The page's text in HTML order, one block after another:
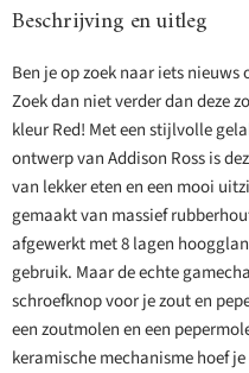
Beschrijving en uitleg
Ben je op zoek naar iets
Zoek dan niet verder dan deze
kleur Red! Met een stijlvolle
ontwerp van Addison Ross is
van lekker eten en een mooi
gemaakt van massief
afgewerkt met 8 lagen
gebruik. Maar de echte
schroefknop voor je zout en
een zoutmolen en een
keramische mechanisme hoef